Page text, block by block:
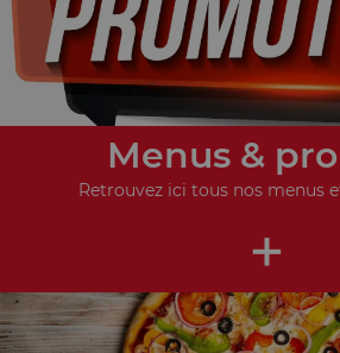
Menus &
Retrouvez ici tous nos menus
+